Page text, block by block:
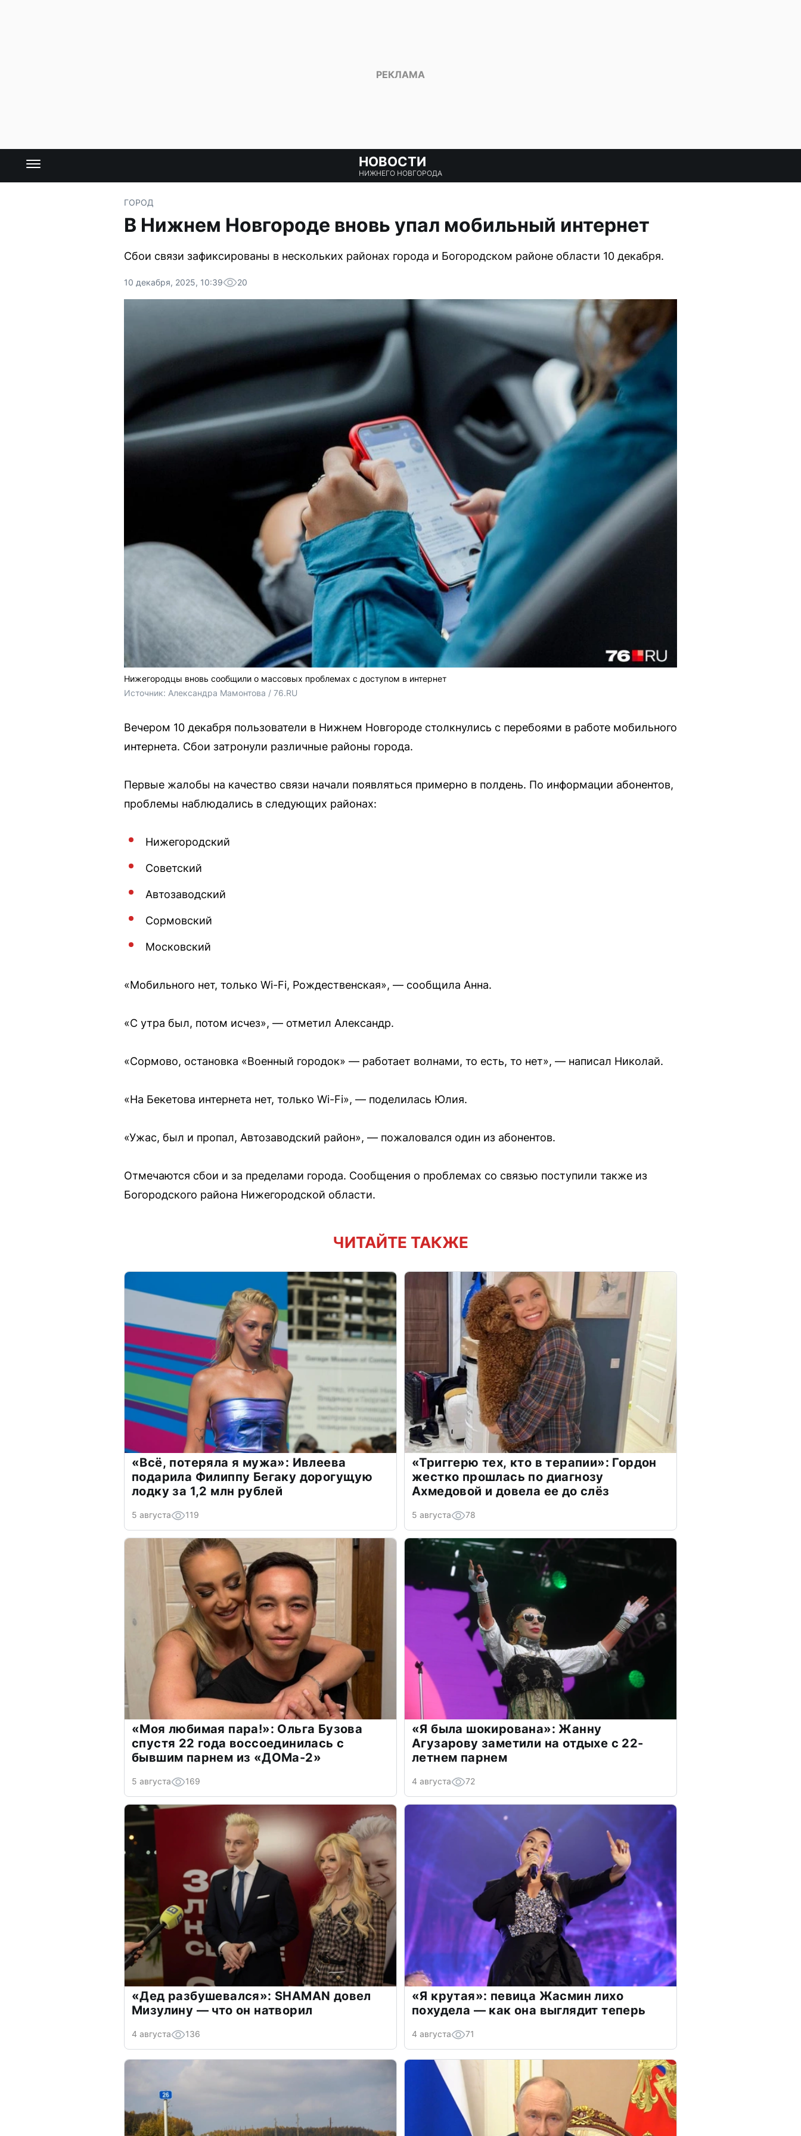
НОВОСТИ
НИЖНЕГО НОВГОРОДА
ГОРОД
В Нижнем Новгороде вновь упал мобильный интернет
Сбои связи зафиксированы в нескольких районах города и Богородском районе области 10 декабря.
10 декабря, 2025, 10:39 20
Нижегородцы вновь сообщили о массовых проблемах с доступом в интернет
Источник: Александра Мамонтова / 76.RU
Вечером 10 декабря пользователи в Нижнем Новгороде столкнулись с перебоями в работе мобильного
интернета. Сбои затронули различные районы города.
Первые жалобы на качество связи начали появляться примерно в полдень. По информации абонентов,
проблемы наблюдались в следующих районах:
Нижегородский
Советский
Автозаводский
Сормовский
Московский
«Мобильного нет, только Wi-Fi, Рождественская», — сообщила Анна.
«С утра был, потом исчез», — отметил Александр.
«Сормово, остановка «Военный городок» — работает волнами, то есть, то нет», — написал Николай.
«На Бекетова интернета нет, только Wi-Fi», — поделилась Юлия.
«Ужас, был и пропал, Автозаводский район», — пожаловался один из абонентов.
Отмечаются сбои и за пределами города. Сообщения о проблемах со связью поступили также из
Богородского района Нижегородской области.
ЧИТАЙТЕ ТАКЖЕ
«Всё, потеряла я мужа»: Ивлеева
подарила Филиппу Бегаку дорогущую
лодку за 1,2 млн рублей
5 августа 119
«Триггерю тех, кто в терапии»: Гордон
жестко прошлась по диагнозу
Ахмедовой и довела ее до слёз
5 августа 78
«Моя любимая пара!»: Ольга Бузова
спустя 22 года воссоединилась с
бывшим парнем из «ДОМа-2»
5 августа 169
«Я была шокирована»: Жанну
Агузарову заметили на отдыхе с 22-
летнем парнем
4 августа 72
«Дед разбушевался»: SHAMAN довел
Мизулину — что он натворил
4 августа 136
«Я крутая»: певица Жасмин лихо
похудела — как она выглядит теперь
4 августа 71